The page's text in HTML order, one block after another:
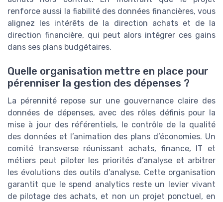
renforce aussi la fiabilité des données financières, vous
alignez les intérêts de la direction achats et de la
direction financière, qui peut alors intégrer ces gains
dans ses plans budgétaires.
Quelle organisation mettre en place pour
pérenniser la gestion des dépenses ?
La pérennité repose sur une gouvernance claire des
données de dépenses, avec des rôles définis pour la
mise à jour des référentiels, le contrôle de la qualité
des données et l’animation des plans d’économies. Un
comité transverse réunissant achats, finance, IT et
métiers peut piloter les priorités d’analyse et arbitrer
les évolutions des outils d’analyse. Cette organisation
garantit que le spend analytics reste un levier vivant
de pilotage des achats, et non un projet ponctuel, en